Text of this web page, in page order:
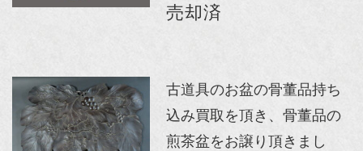
売却済
古道具のお盆の骨董品持ち
込み買取を頂き、骨董品の
煎茶盆をお譲り頂きまし